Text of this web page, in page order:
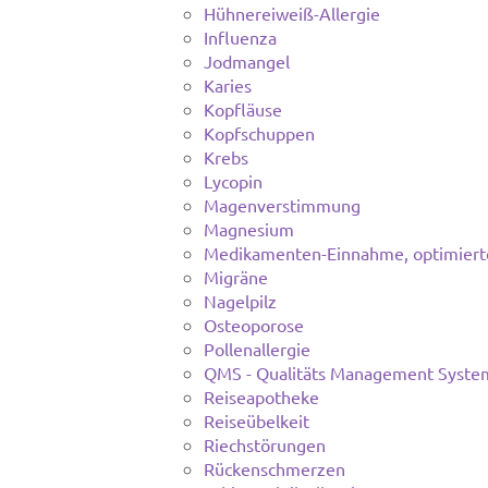
Hühnereiweiß-Allergie
Influenza
Jodmangel
Karies
Kopfläuse
Kopfschuppen
Krebs
Lycopin
Magenverstimmung
Magnesium
Medikamenten-Einnahme,
Migräne
Nagelpilz
Osteoporose
Pollenallergie
QMS - Qualitäts Management
Reiseapotheke
Reiseübelkeit
Riechstörungen
Rückenschmerzen